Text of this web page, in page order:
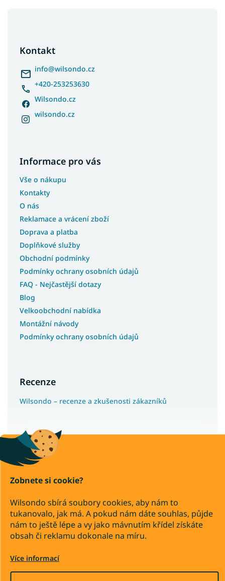
Zobnete si cookie?
Wilsondo sbírá soubory cookies, aby nám to
tukanovalo, jak má. A pokud nám dáte souhlas, půjde
nám to ještě lépe a vy jako mávnutím křídel získáte
obsah či reklamu dokonale na míru.
Více informací
Kontakt
info@wilsondo.cz
+420-253253630
Wilsondo.cz
wilsondo.cz
Informace pro vás
Vše o nákupu
Kontakty
O nás
Reklamace a vrácení zboží
Doprava a platba
Doplňkové služby
Obchodní podmínky
Podmínky ochrany osobních údajů
FAQ - Nejčastější dotazy
Blog
Velkoobchodní nabídka
Montážní návody
Podmínky ochrany osobních údajů
Recenze
Wilsondo – recenze a zkušenosti zákazníků
Vytvořil Shoptet Premium
Copyright 2026
Wilsondo.cz
. Všechna práva vyhrazena.
Upravit nastavení cookies